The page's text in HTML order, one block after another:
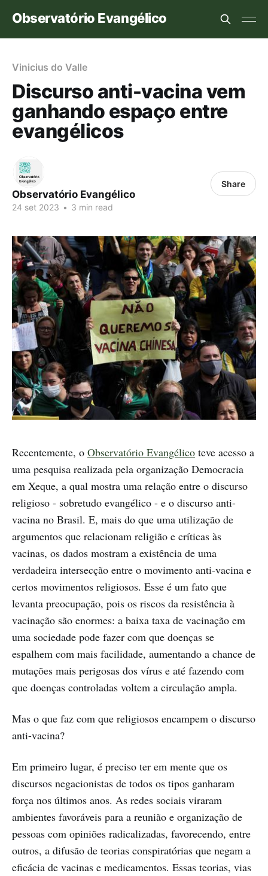
Observatório Evangélico
Vinicius do Valle
Discurso anti-vacina vem
ganhando espaço entre
evangélicos
Observatório Evangélico
24 set 2023 • 3 min read
Share
Recentemente, o Observatório Evangélico teve acesso a
uma pesquisa realizada pela organização Democracia
em Xeque, a qual mostra uma relação entre o discurso
religioso - sobretudo evangélico - e o discurso anti-
vacina no Brasil. E, mais do que uma utilização de
argumentos que relacionam religião e críticas às
vacinas, os dados mostram a existência de uma
verdadeira intersecção entre o movimento anti-vacina e
certos movimentos religiosos. Esse é um fato que
levanta preocupação, pois os riscos da resistência à
vacinação são enormes: a baixa taxa de vacinação em
uma sociedade pode fazer com que doenças se
espalhem com mais facilidade, aumentando a chance de
mutações mais perigosas dos vírus e até fazendo com
que doenças controladas voltem a circulação ampla.
Mas o que faz com que religiosos encampem o discurso
anti-vacina?
Em primeiro lugar, é preciso ter em mente que os
discursos negacionistas de todos os tipos ganharam
força nos últimos anos. As redes sociais viraram
ambientes favoráveis para a reunião e organização de
pessoas com opiniões radicalizadas, favorecendo, entre
outros, a difusão de teorias conspiratórias que negam a
eficácia de vacinas e medicamentos. Essas teorias, vias